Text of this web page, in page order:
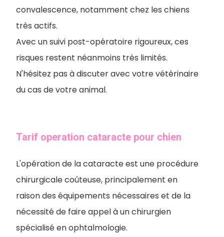
convalescence, notamment chez les chiens
très actifs.
Avec un suivi post-opératoire rigoureux, ces
risques restent néanmoins très limités.
N'hésitez pas à discuter avec votre vétérinaire
du cas de votre animal.
Tarif operation cataracte pour chien
L'opération de la cataracte est une procédure
chirurgicale coûteuse, principalement en
raison des équipements nécessaires et de la
nécessité de faire appel à un chirurgien
spécialisé en ophtalmologie.